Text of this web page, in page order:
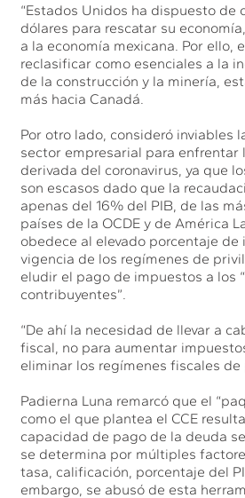
“Estados Unidos ha dispuesto de
dólares para rescatar su
a la economía mexicana. Por ello,
reclasificar como esenciales a la
de la construcción y la minería,
más hacia Canadá.
Por otro lado, consideró inviables
sector empresarial para enfrentar
derivada del coronavirus, ya que
son escasos dado que la
apenas del 16% del PIB, de las
países de la OCDE y de América
obedece al elevado porcentaje
vigencia de los regímenes de
eludir el pago de impuestos a los
contribuyentes”.
“De ahí la necesidad de llevar a
fiscal, no para aumentar
eliminar los regímenes fiscales de
Padierna Luna remarcó que el
como el que plantea el CCE
capacidad de pago de la deuda
se determina por múltiples
tasa, calificación, porcentaje del
embargo, se abusó de esta